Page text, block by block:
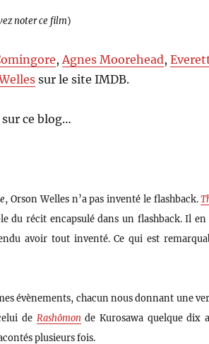
noter ce film)
, Agnes Moorehead,
sur le site IMDB.
ce blog…
, Orson Welles n’a pas inventé le flashback.
du récit encapsulé dans un flashback. Il
avoir tout inventé. Ce qui est
évènements, chacun nous donnant une
de Rashômon de Kurosawa quelque dix
plusieurs fois.